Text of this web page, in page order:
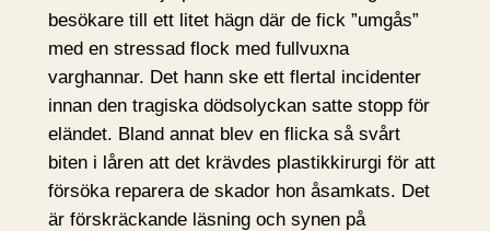
besökare till ett litet hägn där de fick ”umgås”
med en stressad flock med fullvuxna
varghannar. Det hann ske ett flertal incidenter
innan den tragiska dödsolyckan satte stopp för
eländet. Bland annat blev en flicka så svårt
biten i låren att det krävdes plastikkirurgi för att
försöka reparera de skador hon åsamkats. Det
är förskräckande läsning och synen på